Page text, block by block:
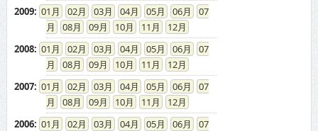
2009: 01 02 03 04 05 06
07
08
09 10 11
12
2008: 01 02 03 04 05 06
07
08
09 10 11
12
2007: 01 02 03 04 05 06
07
08
09 10 11
12
2006: 01 02 03 04 05 06
07